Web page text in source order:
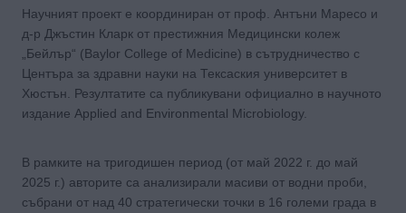
Научният проект е координиран от проф. Антъни Маресо и
д-р Джъстин Кларк от престижния Медицински колеж
„Бейлър“ (Baylor College of Medicine) в сътрудничество с
Центъра за здравни науки на Тексаския университет в
Хюстън. Резултатите са публикувани официално в научното
издание Applied and Environmental Microbiology.
В рамките на тригодишен период (от май 2022 г. до май
2025 г.) авторите са анализирали масиви от водни проби,
събрани от над 40 стратегически точки в 16 големи града в